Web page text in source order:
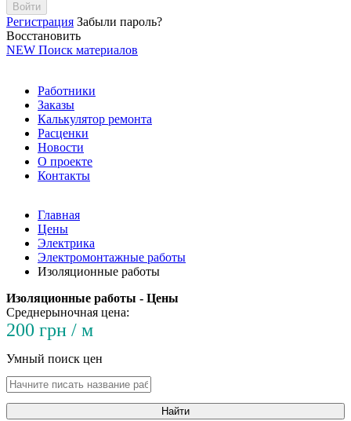
Войти
Регистрация Забыли пароль?
Восстановить
NEW Поиск материалов
Работники
Заказы
Калькулятор ремонта
Расценки
Новости
О проекте
Контакты
Главная
Цены
Электрика
Электромонтажные работы
Изоляционные работы
Изоляционные работы - Цены
Среднерыночная цена:
200 грн / м
Умный поиск цен
Найти